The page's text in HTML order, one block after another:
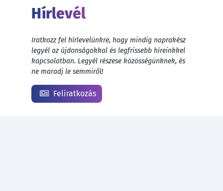
Hírlevél
Iratkozz fel hírlevelünkre, hogy mindig naprakész
legyél az újdonságokkal és legfrissebb híreinkkel
kapcsolatban. Legyél részese közösségünknek, és
ne maradj le semmiről!
Feliratkozás